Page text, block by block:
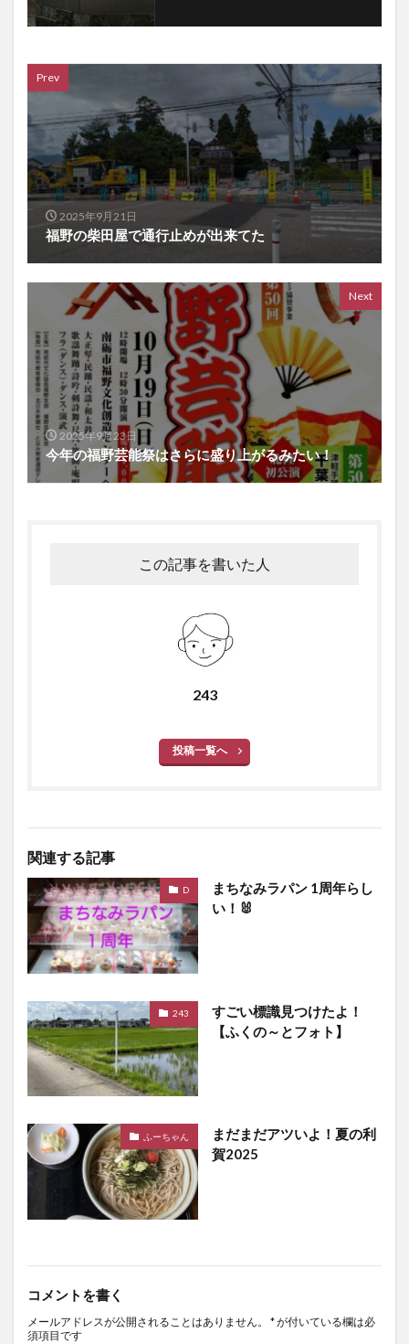
Prev
2025年9月21日
福野の柴田屋で通行止めが出来てた
Next
2025年9月23日
今年の福野芸能祭はさらに盛り上がるみたい！
この記事を書いた人
243
投稿一覧へ
関連する記事
D
まちなみラパン 1周年らし
い！🐰
243
すごい標識見つけたよ！
【ふくの～とフォト】
ふーちゃん
まだまだアツいよ！夏の利
賀2025
コメントを書く
メールアドレスが公開されることはありません。 *が付いている欄は必
須項目です